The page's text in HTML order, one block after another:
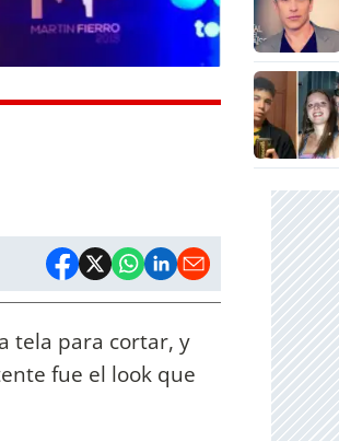
tela para cortar, y
fue el look que